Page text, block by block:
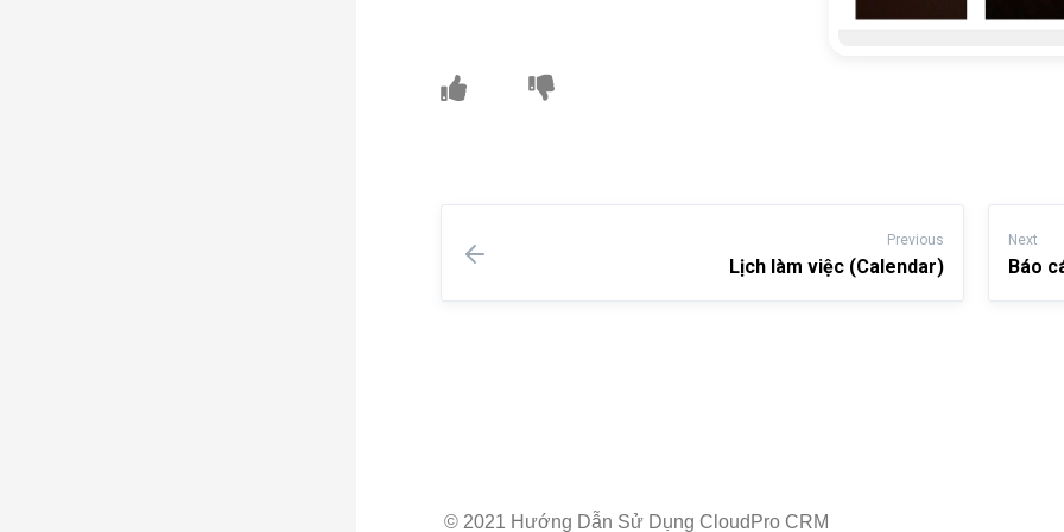
Previous
Lịch làm việc (Calendar)
Next
Báo
© 2021 Hướng Dẫn Sử Dụng CloudPro CRM